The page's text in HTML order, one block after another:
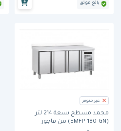
بائع موثق
غير متوفر
مجمد مسطح بسعة 214 لتر
(EMFP-180-GN) من فاجور